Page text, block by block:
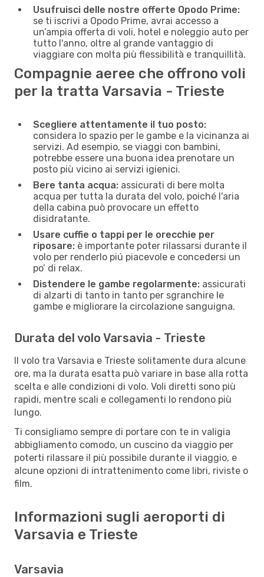
Usufruisci delle nostre offerte Opodo Prime:
se ti iscrivi a Opodo Prime, avrai accesso a
un’ampia offerta di voli, hotel e noleggio auto per
tutto l'anno, oltre al grande vantaggio di
viaggiare con molta più flessibilità e tranquillità.
Compagnie aeree che offrono voli
per la tratta Varsavia - Trieste
Scegliere attentamente il tuo posto:
considera lo spazio per le gambe e la vicinanza ai
servizi. Ad esempio, se viaggi con bambini,
potrebbe essere una buona idea prenotare un
posto più vicino ai servizi igienici.
Bere tanta acqua: assicurati di bere molta
acqua per tutta la durata del volo, poiché l'aria
della cabina può provocare un effetto
disidratante.
Usare cuffie o tappi per le orecchie per
riposare: è importante poter rilassarsi durante il
volo per renderlo piú piacevole e concedersi un
po’ di relax.
Distendere le gambe regolarmente: assicurati
di alzarti di tanto in tanto per sgranchire le
gambe e migliorare la circolazione sanguigna.
Durata del volo Varsavia - Trieste
Il volo tra Varsavia e Trieste solitamente dura alcune
ore, ma la durata esatta può variare in base alla rotta
scelta e alle condizioni di volo. Voli diretti sono più
rapidi, mentre scali e collegamenti lo rendono più
lungo.
Ti consigliamo sempre di portare con te in valigia
abbigliamento comodo, un cuscino da viaggio per
poterti rilassare il più possibile durante il viaggio, e
alcune opzioni di intrattenimento come libri, riviste o
film.
Informazioni sugli aeroporti di
Varsavia e Trieste
Varsavia